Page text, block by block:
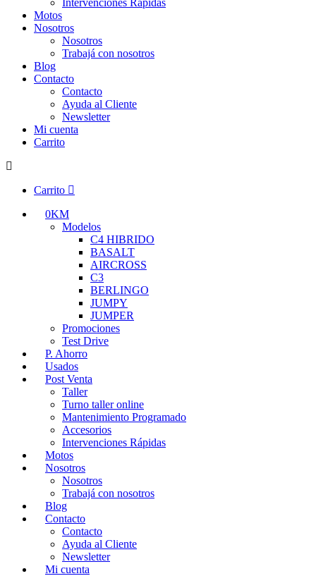
Intervenciones Rápidas
Motos
Nosotros
Nosotros
Trabajá con nosotros
Blog
Contacto
Contacto
Ayuda al Cliente
Newsletter
Mi cuenta
Carrito
Carrito
0KM
Modelos
C4 HIBRIDO
BASALT
AIRCROSS
C3
BERLINGO
JUMPY
JUMPER
Promociones
Test Drive
P. Ahorro
Usados
Post Venta
Taller
Turno taller online
Mantenimiento Programado
Accesorios
Intervenciones Rápidas
Motos
Nosotros
Nosotros
Trabajá con nosotros
Blog
Contacto
Contacto
Ayuda al Cliente
Newsletter
Mi cuenta